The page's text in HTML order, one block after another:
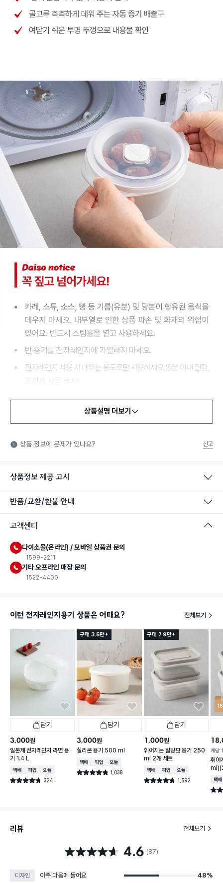
식품용 기구: 식품위생법에서 정한 규격에 따라 제조되어 식품 또
는 식품첨가물에 사용할 수 있는 식품용기구라는 표시입니다.
상품설명 더보기
상품 정보에 문제가 있나요? 신고
상품정보 제공 고시
반품/교환/환불 안내
고객센터
다이소몰(온라인) / 모바일 상품권 문의
1599-2211
기타 오프라인 매장 문의
1522-4400
이런 전자레인지용기 상품은 어때요? 전체보기
담기
3,000원
일본제 전자레인지 라면 용
기 1.4 L
택배배송매장픽업오늘배송
별점 4.7점 324
건 작성
구매 3.5만+
담기
3,000원
실리콘 용기 500 ml
택배배송매장픽업오늘배송
별점 4.8점 1,038
건 작성
구매 7.9만+
담기
1,000원
휘어지는 말랑핏 용기 250
ml 2개 세트
택배배송매장픽업오늘배송
별점 4.8점 1,592
건 작성
개당
휘어
택배
별점
리뷰 전체보기
별점 4.6점 4.6 (87)
디자인 아주 마음에 들어요 48%